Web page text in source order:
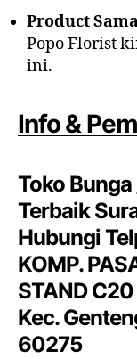
Product
Popo Florist
ini.
Info &
Toko
Terbaik
Hubungi
KOMP.
STAND
Kec.
60275